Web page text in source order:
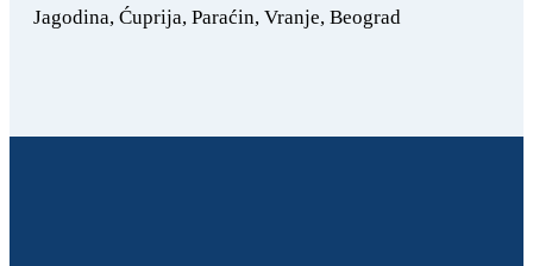
Jagodina, Ćuprija, Paraćin, Vranje, Beograd